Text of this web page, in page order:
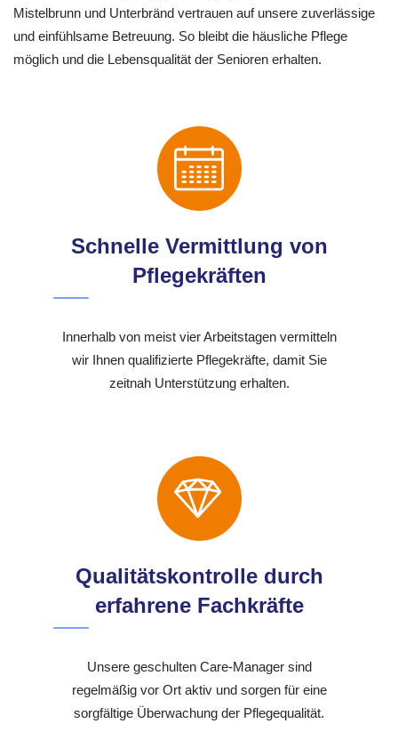
Mistelbrunn und Unterbränd vertrauen auf unsere zuverlässige
und einfühlsame Betreuung. So bleibt die häusliche Pflege
möglich und die Lebensqualität der Senioren erhalten.
Schnelle Vermittlung von
Pflegekräften
Innerhalb von meist vier Arbeitstagen vermitteln
wir Ihnen qualifizierte Pflegekräfte, damit Sie
zeitnah Unterstützung erhalten.
Qualitätskontrolle durch
erfahrene Fachkräfte
Unsere geschulten Care-Manager sind
regelmäßig vor Ort aktiv und sorgen für eine
sorgfältige Überwachung der Pflegequalität.